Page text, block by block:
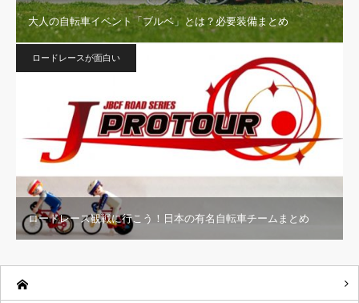
大人の自転車イベント「ブルベ」とは？必要装備まとめ
ロードレースが面白い
ロードレース観戦に行こう！日本の有名自転車チームまとめ